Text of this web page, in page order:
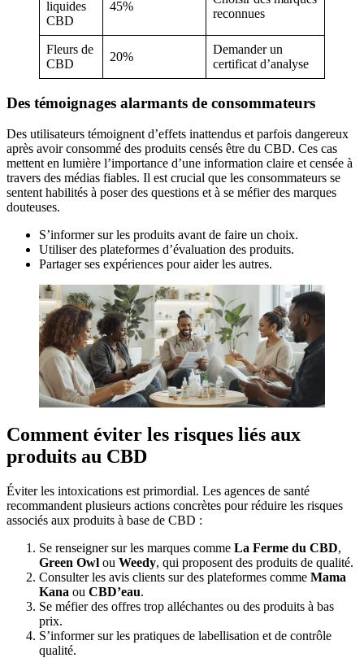
liquides
CBD
45%
reconnues
Fleurs de
CBD
20%
Demander un
certificat d’analyse
Des témoignages alarmants de consommateurs
Des utilisateurs témoignent d’effets inattendus et parfois dangereux
après avoir consommé des produits censés être du CBD. Ces cas
mettent en lumière l’importance d’une information claire et censée à
travers des médias fiables. Il est crucial que les consommateurs se
sentent habilités à poser des questions et à se méfier des marques
douteuses.
S’informer sur les produits avant de faire un choix.
Utiliser des plateformes d’évaluation des produits.
Partager ses expériences pour aider les autres.
Comment éviter les risques liés aux
produits au CBD
Éviter les intoxications est primordial. Les agences de santé
recommandent plusieurs actions concrètes pour réduire les risques
associés aux produits à base de CBD :
Se renseigner sur les marques comme La Ferme du CBD,
Green Owl ou Weedy, qui proposent des produits de qualité.
Consulter les avis clients sur des plateformes comme Mama
Kana ou CBD’eau.
Se méfier des offres trop alléchantes ou des produits à bas
prix.
S’informer sur les pratiques de labellisation et de contrôle
qualité.